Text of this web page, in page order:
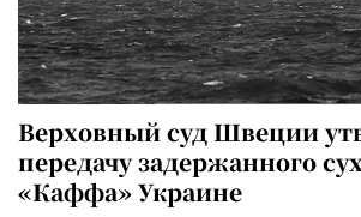
Верховный суд Швеции
передачу задержанного
«Каффа» Украине